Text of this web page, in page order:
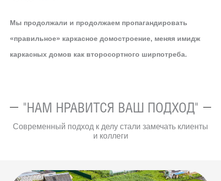
Мы продолжали и продолжаем пропагандировать
«правильное» каркасное домостроение, меняя имидж
каркасных домов как второсортного ширпотреба.
"НАМ НРАВИТСЯ ВАШ ПОДХОД"
Современный подход к делу стали замечать клиенты
и коллеги